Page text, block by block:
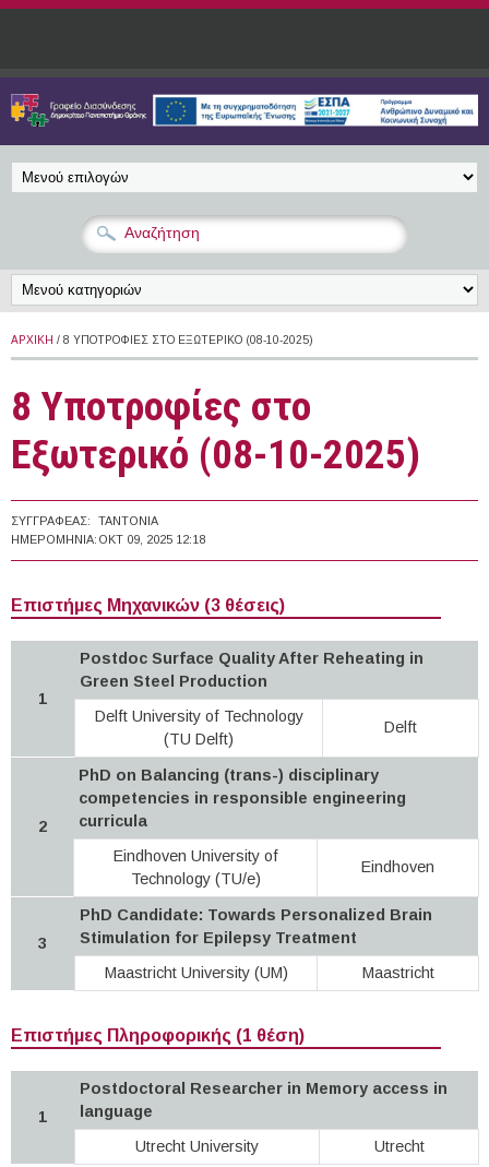
Παράκαμψη προς το κυρίως περιεχόμενο
ΑΡΧΙΚΉ / 8 ΥΠΟΤΡΟΦΊΕΣ ΣΤΟ ΕΞΩΤΕΡΙΚΌ (08-10-2025)
8 Υποτροφίες στο
Εξωτερικό (08-10-2025)
ΣΥΓΓΡΑΦΈΑΣ:
TANTONIA
ΗΜΕΡΟΜΗΝΊΑ: ΟΚΤ 09, 2025 12:18
Επιστήμες Μηχανικών (3 θέσεις)
1
Postdoc Surface Quality After Reheating in
Green Steel Production
Delft University of Technology
(TU Delft)
Delft
2
PhD on Balancing (trans-) disciplinary
competencies in responsible engineering
curricula
Eindhoven University of
Technology (TU/e)
Eindhoven
3
PhD Candidate: Towards Personalized Brain
Stimulation for Epilepsy Treatment
Maastricht University (UM)
Maastricht
Επιστήμες Πληροφορικής (1 θέση)
1
Postdoctoral Researcher in Memory access in
language
Utrecht University
Utrecht